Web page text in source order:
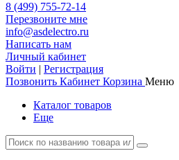
8 (499) 755-72-14
Перезвоните мне
info@asdelectro.ru
Написать нам
Личный кабинет
Войти | Регистрация
Позвонить Кабинет Корзина Меню
Каталог товаров
Еще